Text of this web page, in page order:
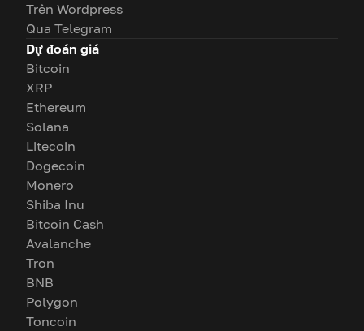
Trên Wordpress
Qua Telegram
Dự đoán giá
Bitcoin
XRP
Ethereum
Solana
Litecoin
Dogecoin
Monero
Shiba Inu
Bitcoin Cash
Avalanche
Tron
BNB
Polygon
Toncoin